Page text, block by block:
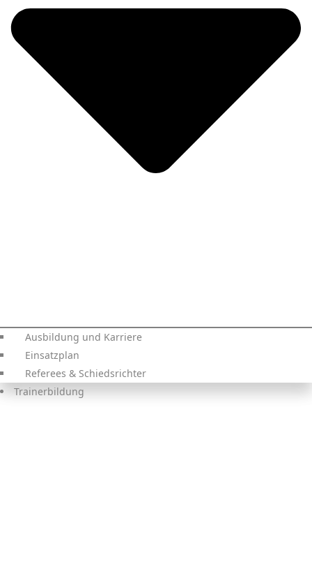
Ausbildung und Karriere
Einsatzplan
Referees & Schiedsrichter
Trainerbildung